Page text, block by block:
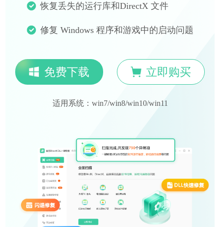
恢复丢失的运行库和DirectX 文件
修复 Windows 程序和游戏中的启动问题
免费下载 立即购买
适用系统：win7/win8/win10/win11